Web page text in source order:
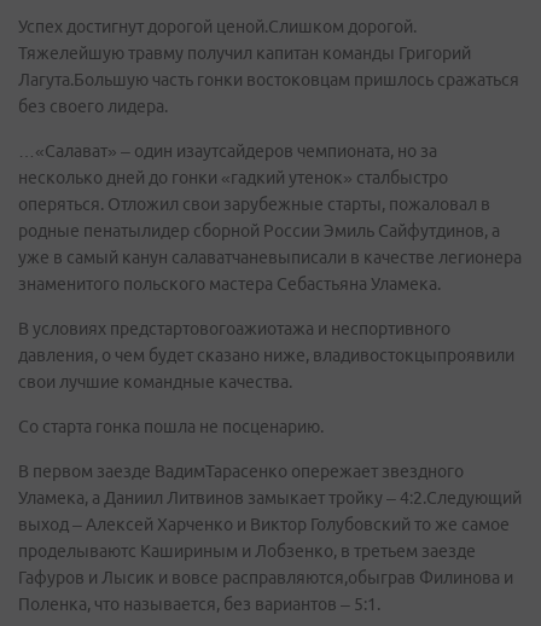
Успех достигнут дорогой ценой.Слишком дорогой.
Тяжелейшую травму получил капитан команды Григорий
Лагута.Большую часть гонки востоковцам пришлось сражаться
без своего лидера.
…«Салават» – один изаутсайдеров чемпионата, но за
несколько дней до гонки «гадкий утенок» сталбыстро
оперяться. Отложил свои зарубежные старты, пожаловал в
родные пенатылидер сборной России Эмиль Сайфутдинов, а
уже в самый канун салаватчаневыписали в качестве легионера
знаменитого польского мастера Себастьяна Уламека.
В условиях предстартовогоажиотажа и неспортивного
давления, о чем будет сказано ниже, владивостокцыпроявили
свои лучшие командные качества.
Со старта гонка пошла не посценарию.
В первом заезде ВадимТарасенко опережает звездного
Уламека, а Даниил Литвинов замыкает тройку – 4:2.Следующий
выход – Алексей Харченко и Виктор Голубовский то же самое
проделываютс Кашириным и Лобзенко, в третьем заезде
Гафуров и Лысик и вовсе расправляются,обыграв Филинова и
Поленка, что называется, без вариантов – 5:1.